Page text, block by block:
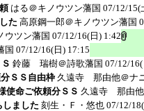
はる＠キノウツン藩国 07/12/15(
た 高原鋼一郎＠キノウツン藩国
ウツン藩国 07/12/16(日) 1:42
国 07/12/16(日) 17:15
鈴藤 瑞樹＠詩歌藩国 07/12/
ＳＳ自由枠 久遠寺 那由他＠ナ
使命ご依頼分ＳＳ 久遠寺 那由他
しました 刻生・Ｆ・悠也 07/12/